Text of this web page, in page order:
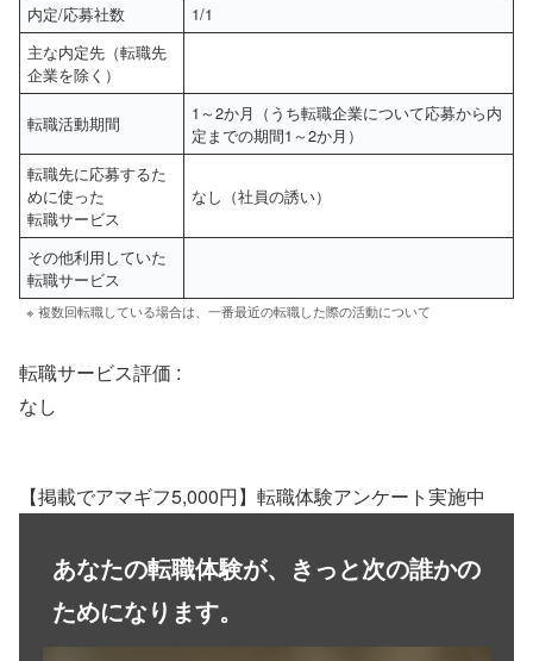
内定/応募社数
1/1
主な内定先（転職先
企業を除く）
転職活動期間
1～2か月（うち転職企業について応募から内
定までの期間1～2か月）
転職先に応募するた
めに使った
転職サービス
なし（社員の誘い）
その他利用していた
転職サービス
※ 複数回転職している場合は、一番最近の転職した際の活動について
転職サービス評価 :
なし
【掲載でアマギフ5,000円】転職体験アンケート実施中
あなたの転職体験が、きっと次の誰かの
ためになります。